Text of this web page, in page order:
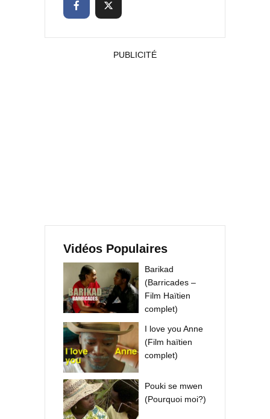
PUBLICITÉ
Vidéos Populaires
Barikad
(Barricades –
Film Haïtien
complet)
I love you Anne
(Film haïtien
complet)
Pouki se mwen
(Pourquoi moi?)